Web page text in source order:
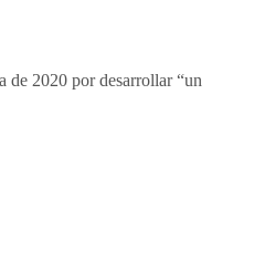
de 2020 por desarrollar “un